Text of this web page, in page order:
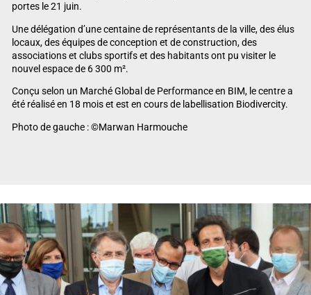
portes le 21 juin.
Une délégation d’une centaine de représentants de la ville, des élus
locaux, des équipes de conception et de construction, des
associations et clubs sportifs et des habitants ont pu visiter le
nouvel espace de 6 300 m².
Conçu selon un Marché Global de Performance en BIM, le centre a
été réalisé en 18 mois et est en cours de labellisation Biodivercity.
Photo de gauche : ©Marwan Harmouche